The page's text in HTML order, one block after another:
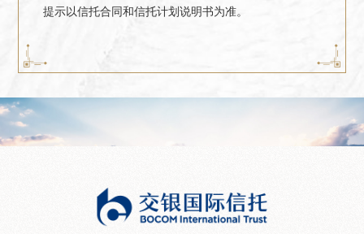
提示以信托合同和信托计划说明书为准。